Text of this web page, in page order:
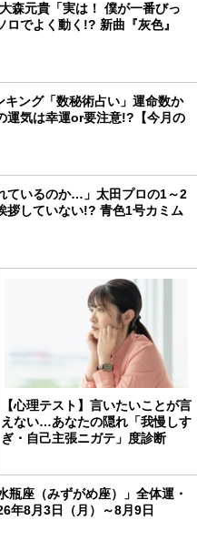
森元貴「実は！ 僕が一番びっ
ロでよく動く!? 新曲『灰色』
ング「数秘術占い」運命数か
運気は幸運or要注意!?【今月の
ているのか…」太田プロの1～2
拶していない!? 青色1号カミム
【心理テスト】言いたいことが言
えない…あなたの隠れ「我慢しす
ぎ・自己主張ニガテ」度診断
瓶座（みずがめ座）」全体運・
年8月3日（月）～8月9日